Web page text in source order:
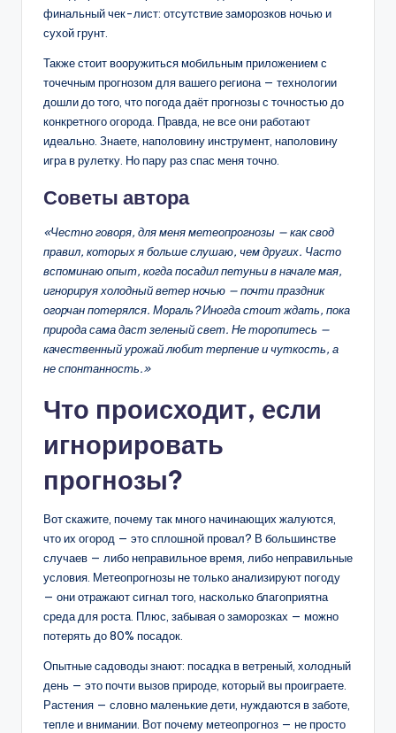
финальный чек-лист: отсутствие заморозков ночью и
сухой грунт.
Также стоит вооружиться мобильным приложением с
точечным прогнозом для вашего региона — технологии
дошли до того, что погода даёт прогнозы с точностью до
конкретного огорода. Правда, не все они работают
идеально. Знаете, наполовину инструмент, наполовину
игра в рулетку. Но пару раз спас меня точно.
Советы автора
«Честно говоря, для меня метеопрогнозы — как свод
правил, которых я больше слушаю, чем других. Часто
вспоминаю опыт, когда посадил петуньи в начале мая,
игнорируя холодный ветер ночью — почти праздник
огорчан потерялся. Мораль? Иногда стоит ждать, пока
природа сама даст зеленый свет. Не торопитесь —
качественный урожай любит терпение и чуткость, а
не спонтанность.»
Что происходит, если
игнорировать
прогнозы?
Вот скажите, почему так много начинающих жалуются,
что их огород — это сплошной провал? В большинстве
случаев — либо неправильное время, либо неправильные
условия. Метеопрогнозы не только анализируют погоду
— они отражают сигнал того, насколько благоприятна
среда для роста. Плюс, забывая о заморозках — можно
потерять до 80% посадок.
Опытные садоводы знают: посадка в ветреный, холодный
день — это почти вызов природе, который вы проиграете.
Растения — словно маленькие дети, нуждаются в заботе,
тепле и внимании. Вот почему метеопрогноз — не просто